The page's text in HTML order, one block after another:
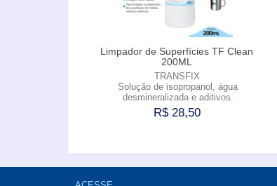
Limpador de Superfícies TF Clean
200ML
TRANSFIX
Solução de isopropanol, água
desmineralizada e aditivos.
R$ 28,50